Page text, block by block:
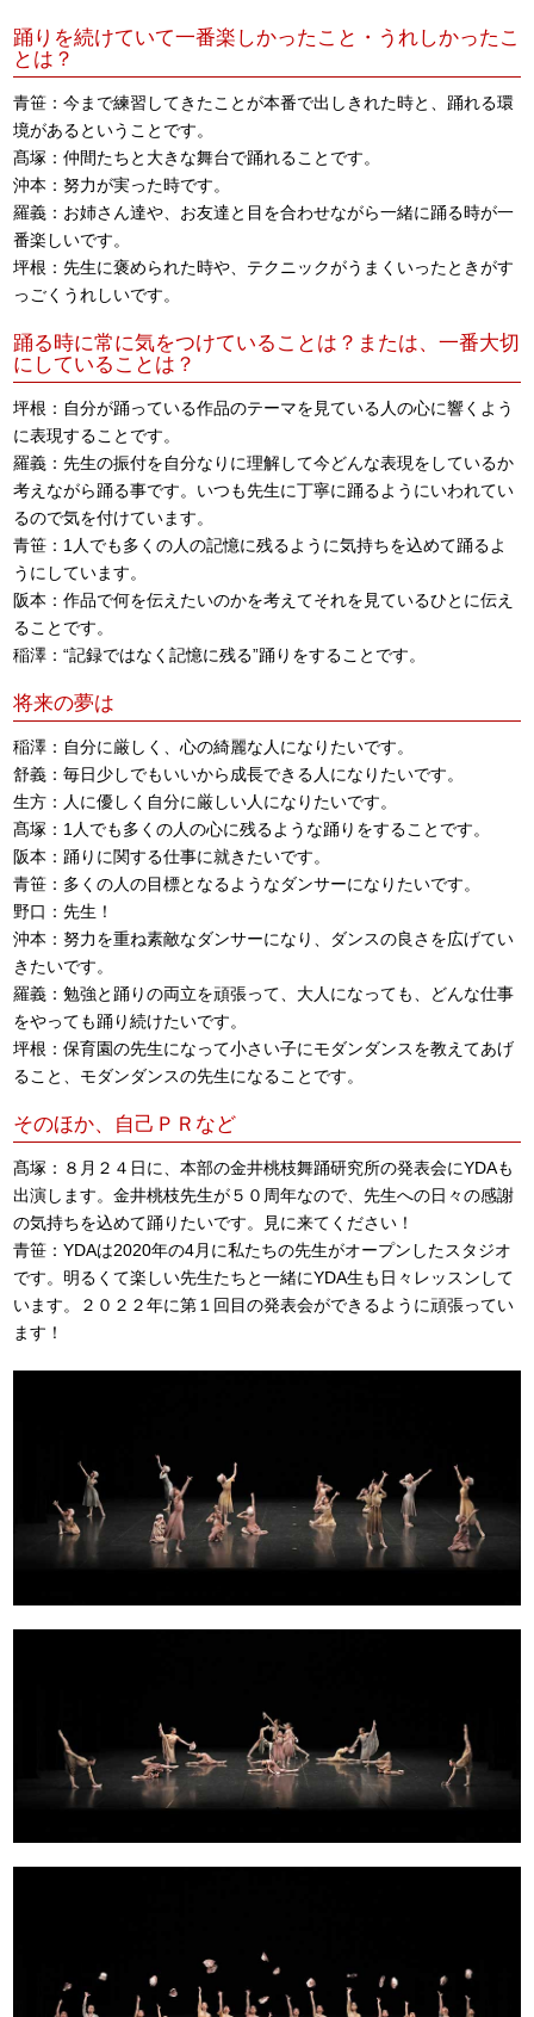
踊りを続けていて一番楽しかったこと・うれしかったこ
とは？
青笹：今まで練習してきたことが本番で出しきれた時と、踊れる環
境があるということです。
髙塚：仲間たちと大きな舞台で踊れることです。
沖本：努力が実った時です。
羅義：お姉さん達や、お友達と目を合わせながら一緒に踊る時が一
番楽しいです。
坪根：先生に褒められた時や、テクニックがうまくいったときがす
っごくうれしいです。
踊る時に常に気をつけていることは？または、一番大切
にしていることは？
坪根：自分が踊っている作品のテーマを見ている人の心に響くよう
に表現することです。
羅義：先生の振付を自分なりに理解して今どんな表現をしているか
考えながら踊る事です。いつも先生に丁寧に踊るようにいわれてい
るので気を付けています。
青笹：1人でも多くの人の記憶に残るように気持ちを込めて踊るよ
うにしています。
阪本：作品で何を伝えたいのかを考えてそれを見ているひとに伝え
ることです。
稲澤：“記録ではなく記憶に残る”踊りをすることです。
将来の夢は
稲澤：自分に厳しく、心の綺麗な人になりたいです。
舒義：毎日少しでもいいから成長できる人になりたいです。
生方：人に優しく自分に厳しい人になりたいです。
髙塚：1人でも多くの人の心に残るような踊りをすることです。
阪本：踊りに関する仕事に就きたいです。
青笹：多くの人の目標となるようなダンサーになりたいです。
野口：先生！
沖本：努力を重ね素敵なダンサーになり、ダンスの良さを広げてい
きたいです。
羅義：勉強と踊りの両立を頑張って、大人になっても、どんな仕事
をやっても踊り続けたいです。
坪根：保育園の先生になって小さい子にモダンダンスを教えてあげ
ること、モダンダンスの先生になることです。
そのほか、自己ＰＲなど
髙塚：８月２４日に、本部の金井桃枝舞踊研究所の発表会にYDAも
出演します。金井桃枝先生が５０周年なので、先生への日々の感謝
の気持ちを込めて踊りたいです。見に来てください！
青笹：YDAは2020年の4月に私たちの先生がオープンしたスタジオ
です。明るくて楽しい先生たちと一緒にYDA生も日々レッスンして
います。２０２２年に第１回目の発表会ができるように頑張ってい
ます！